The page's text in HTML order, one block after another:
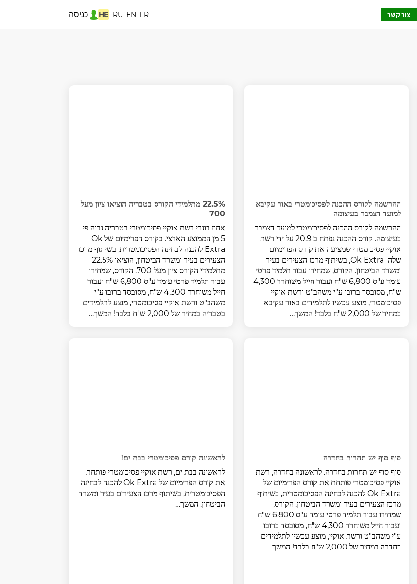
צור קשר HE RU EN FR כניסה
ההרשמה לקורס ההכנה לפסיכומטרי באור עקיבא
למועד דצמבר בעיצומה
ההרשמה לקורס ההכנה לפסיכומטרי למועד דצמבר
בעיצומה. קורס ההכנה נפתח ב 20.9 על ידי רשת
אוקיי פסיכומטרי שמציעה את קורס הפרימיום
שלה Ok Extra, בשיתוף מרכז הצעירים בעיר
ומשרד הביטחון. הקורס, שמחירו עבור תלמיד פרטי
עומד ע"ס 6,800 ש"ח ועבור חייל משוחרר 4,300
ש"ח, מסובסד ברובו ע"י משהב"ט ורשת אוקיי
פסיכומטרי, מוצע עכשיו לתלמידים באור עקיבא
במחיר של 2,000 ש"ח בלבד! המשך…
22.5% מתלמידי הקורס בטבריה הוציאו ציון מעל
700
אחוז בוגרי רשת אוקיי פסיכומטרי בטבריה גבוה פי
5 מן הממוצע הארצי. בקורס הפרימיום של Ok
Extra להכנה לבחינה הפסיכומטרית, בשיתוף מרכז
הצעירים בעיר ומשרד הביטחון, הוציאו 22.5%
מתלמידי הקורס ציון מעל 700. הקורס, שמחירו
עבור תלמיד פרטי עומד ע"ס 6,800 ש"ח ועבור
חייל משוחרר 4,300 ש"ח, מסובסד ברובו ע"י
משהב"ט ורשת אוקיי פסיכומטרי, מוצע לתלמידים
בטבריה במחיר של 2,000 ש"ח בלבד! המשך…
סוף סוף יש תחרות בחדרה
סוף סוף יש תחרות בחדרה. לראשונה בחדרה, רשת
אוקיי פסיכומטרי פותחת את קורס הפרימיום של
Ok Extra להכנה לבחינה הפסיכומטרית, בשיתוף
מרכז הצעירים בעיר ומשרד הביטחון. הקורס,
שמחירו עבור תלמיד פרטי עומד ע"ס 6,800 ש"ח
ועבור חייל משוחרר 4,300 ש"ח, מסובסד ברובו
ע"י משהב"ט ורשת אוקיי, מוצע עכשיו לתלמידים
בחדרה במחיר של 2,000 ש"ח בלבד! המשך…
לראשונה קורס פסיכומטרי בבת ים!
לראשונה בבת ים, רשת אוקיי פסיכומטרי פותחת
את קורס הפרימיום של Ok Extra להכנה לבחינה
הפסיכומטרית, בשיתוף מרכז הצעירים בעיר ומשרד
הביטחון. המשך…